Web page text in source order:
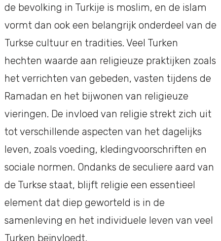
de bevolking in Turkije is moslim, en de islam
vormt dan ook een belangrijk onderdeel van de
Turkse cultuur en tradities. Veel Turken
hechten waarde aan religieuze praktijken zoals
het verrichten van gebeden, vasten tijdens de
Ramadan en het bijwonen van religieuze
vieringen. De invloed van religie strekt zich uit
tot verschillende aspecten van het dagelijks
leven, zoals voeding, kledingvoorschriften en
sociale normen. Ondanks de seculiere aard van
de Turkse staat, blijft religie een essentieel
element dat diep geworteld is in de
samenleving en het individuele leven van veel
Turken beïnvloedt.